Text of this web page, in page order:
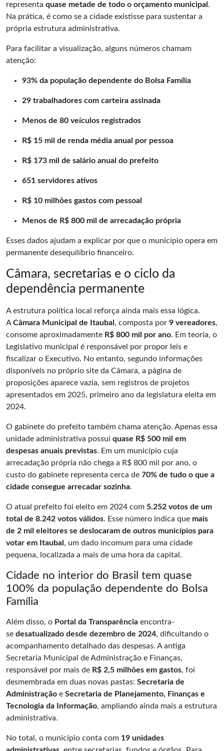
representa quase metade de todo o orçamento municipal .
Na prática, é como se a cidade existisse para sustentar a
própria estrutura administrativa.
Para facilitar a visualização, alguns números chamam
atenção:
93% da população dependente do Bolsa Família
29 trabalhadores com carteira assinada
Menos de 80 veículos registrados
R$ 15 mil de renda média anual por pessoa
R$ 173 mil de salário anual do prefeito
651 servidores ativos
R$ 10 milhões gastos com pessoal
Menos de R$ 800 mil de arrecadação própria
Esses dados ajudam a explicar por que o município opera em
permanente desequilíbrio financeiro.
Câmara, secretarias e o ciclo da
dependência permanente
A estrutura política local reforça ainda mais essa lógica.
ACâmara Municipal de Itaubal , composta por 9 vereadores,
consome aproximadamente R$ 800 mil por ano. Em teoria, o
Legislativo municipal é responsável por propor leis e
fiscalizar o Executivo. No entanto, segundo informações
disponíveis no próprio site da Câmara, a página de
proposições aparece vazia, sem registros de projetos
apresentados em 2025, primeiro ano da legislatura eleita em
2024.
O gabinete do prefeito também chama atenção. Apenas essa
unidade administrativa possui quase R$ 500 mil em
despesas anuais previstas. Em um município cuja
arrecadação própria não chega a R$ 800 mil por ano, o
custo do gabinete representa cerca de 70% de tudo o que a
cidade consegue arrecadar sozinha.
O atual prefeito foi eleito em 2024 com 5.252 votos de um
total de 8.242 votos válidos. Esse número indica que mais
de 2 mil eleitores se deslocaram de outros municípios para
votar em Itaubal , um dado incomum para uma cidade
pequena, localizada a mais de uma hora da capital.
Cidade no interior do Brasil tem quase
100% da população dependente do Bolsa
Família
Além disso, o Portal da Transparência encontra-
se desatualizado desde dezembro de 2024, dificultando o
acompanhamento detalhado das despesas. A antiga
Secretaria Municipal de Administração e Finanças,
responsável por mais de R$ 2,5 milhões em gastos, foi
desmembrada em duas novas pastas: Secretaria de
Administração e Secretaria de Planejamento, Finanças e
Tecnologia da Informação, ampliando ainda mais a estrutura
administrativa.
No total, o município conta com 19 unidades